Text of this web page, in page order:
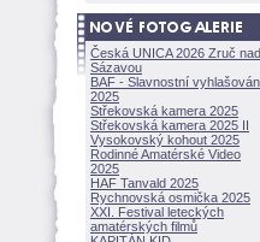
Česká UNICA 2026 Zruč nad
Sázavou
BAF - Slavnostní
2025
Střekovská kamera 2025
Střekovská kamera 2025 II
Vysokovský kohout 2025
Rodinné Amatérské Video
2025
HAF Tanvald 2025
Rychnovská osmička 2025
XXI. Festival leteckých
amatérských filmů